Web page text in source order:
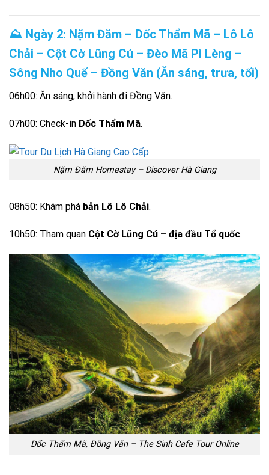
⛰️ Ngày 2: Nặm Đăm – Dốc Thẩm Mã – Lô Lô
Chải – Cột Cờ Lũng Cú – Đèo Mã Pì Lèng –
Sông Nho Quế – Đồng Văn (Ăn sáng, trưa, tối)
06h00: Ăn sáng, khởi hành đi Đồng Văn.
07h00: Check-in Dốc Thẩm Mã.
Nặm Đăm Homestay – Discover Hà Giang
08h50: Khám phá bản Lô Lô Chải.
10h50: Tham quan Cột Cờ Lũng Cú – địa đầu Tổ quốc.
Dốc Thẩm Mã, Đồng Văn – The Sinh Cafe Tour Online